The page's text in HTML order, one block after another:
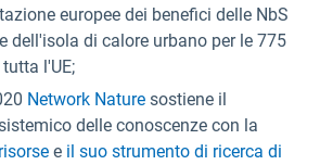
europee dei benefici delle NbS
dell'isola di calore urbano per le 775
l'UE;
Network Nature sostiene il
delle conoscenze con la
e il suo strumento di ricerca di